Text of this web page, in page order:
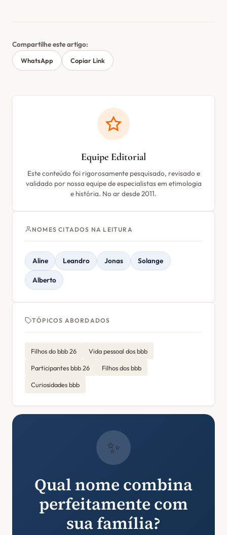
Compartilhe este artigo:
WhatsApp Copiar Link
Equipe Editorial
Este conteúdo foi rigorosamente pesquisado, revisado e
validado por nossa equipe de especialistas em etimologia
e história. No ar desde 2011.
NOMES CITADOS NA LEITURA
Aline Leandro Jonas Solange
Alberto
TÓPICOS ABORDADOS
Filhos do bbb 26 Vida pessoal dos bbb
Participantes bbb 26 Filhos dos bbb
Curiosidades bbb
✨
Qual nome combina
perfeitamente com
sua família?